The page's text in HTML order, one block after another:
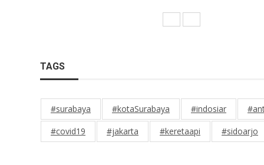
TAGS
#surabaya #kotaSurabaya #indosiar
#covid19
#jakarta #keretaapi #sidoarjo